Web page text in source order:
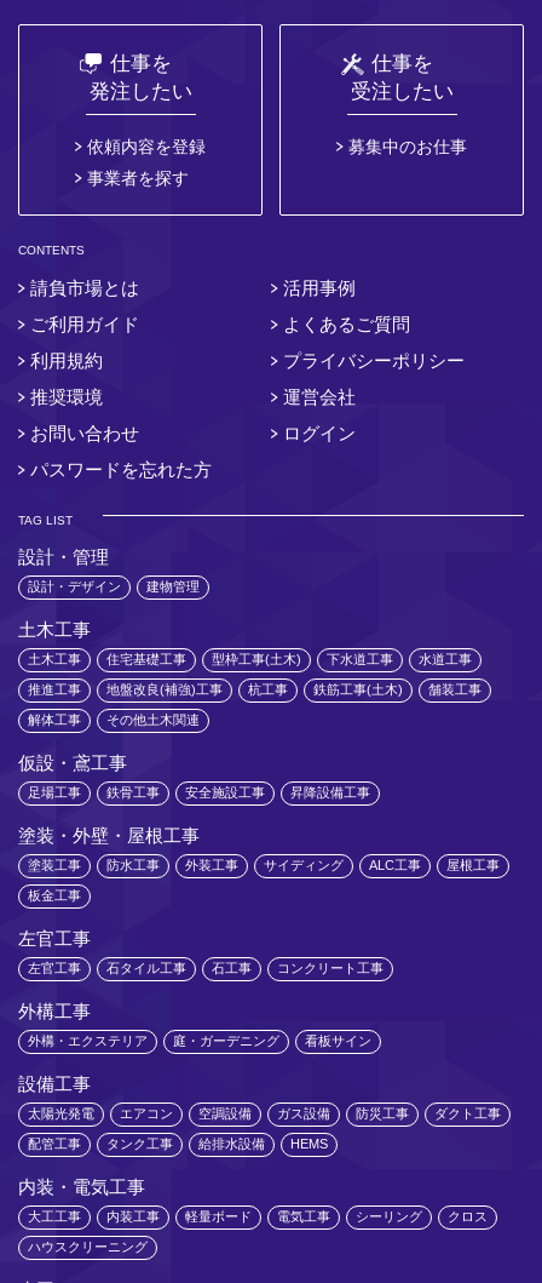
仕事を
発注したい
依頼内容を登録
事業者を探す
仕事を
受注したい
募集中のお仕事
CONTENTS
請負市場とは
活用事例
ご利用ガイド
よくあるご質問
利用規約
プライバシーポリシー
推奨環境
運営会社
お問い合わせ
ログイン
パスワードを忘れた方
TAG LIST
設計・管理
設計・デザイン 建物管理
土木工事
土木工事 住宅基礎工事 型枠工事(土木) 下水道工事 水道工事
推進工事 地盤改良(補強)工事 杭工事 鉄筋工事(土木) 舗装工事
解体工事 その他土木関連
仮設・鳶工事
足場工事 鉄骨工事 安全施設工事 昇降設備工事
塗装・外壁・屋根工事
塗装工事 防水工事 外装工事 サイディング ALC工事 屋根工事
板金工事
左官工事
左官工事 石タイル工事 石工事 コンクリート工事
外構工事
外構・エクステリア 庭・ガーデニング 看板サイン
設備工事
太陽光発電 エアコン 空調設備 ガス設備 防災工事 ダクト工事
配管工事 タンク工事 給排水設備 HEMS
内装・電気工事
大工工事 内装工事 軽量ボード 電気工事 シーリング クロス
ハウスクリーニング